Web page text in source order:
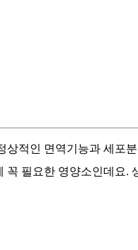
상적인 면역기능과 세포
필요한 영양소인데요.